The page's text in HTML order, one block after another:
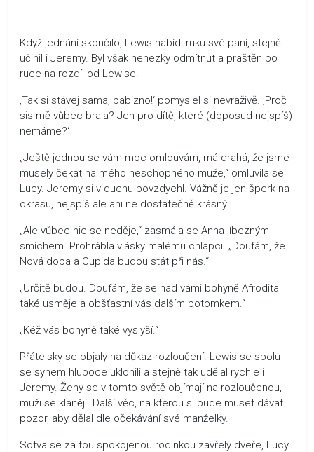
Když jednání skončilo, Lewis nabídl ruku své paní, stejně
učinil i Jeremy. Byl však nehezky odmítnut a praštěn po
ruce na rozdíl od Lewise.
‚Tak si stávej sama, babizno!‘ pomyslel si nevraživě. ‚Proč
sis mě vůbec brala? Jen pro dítě, které (doposud nejspíš)
nemáme?‘
„Ještě jednou se vám moc omlouvám, má drahá, že jsme
musely čekat na mého neschopného muže,“ omluvila se
Lucy. Jeremy si v duchu povzdychl. Vážně je jen šperk na
okrasu, nejspíš ale ani ne dostatečně krásný.
„Ale vůbec nic se neděje,“ zasmála se Anna líbezným
smíchem. Prohrábla vlásky malému chlapci. „Doufám, že
Nová doba a Cupida budou stát při nás.“
„Určitě budou. Doufám, že se nad vámi bohyně Afrodita
také usměje a obšťastní vás dalším potomkem.“
„Kéž vás bohyně také vyslyší.“
Přátelsky se objaly na důkaz rozloučení. Lewis se spolu
se synem hluboce uklonili a stejně tak udělal rychle i
Jeremy. Ženy se v tomto světě objímají na rozloučenou,
muži se klanějí. Další věc, na kterou si bude muset dávat
pozor, aby dělal dle očekávání své manželky.
Sotva se za tou spokojenou rodinkou zavřely dveře, Lucy